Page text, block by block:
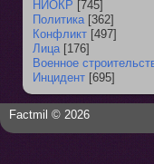
НИОКР [745]
Политика [362]
Конфликт [497]
Лица [176]
Военное
Инцидент [695]
Factmil © 2026